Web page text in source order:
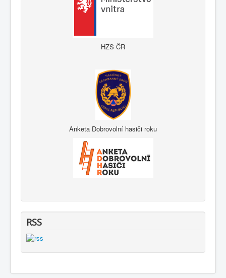
HZS ČR
Anketa Dobrovolní hasiči roku
RSS